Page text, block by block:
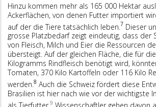
Hinzu kommen mehr als 165 000 Hektar
Ackerflächen, von denen Futter importiert
auf der die Tiere tatsächlich leben. 7 Dieser
grosse Platzbedarf zeigt eindeutig, dass der
von Fleisch, Milch und Eier die Ressourcen
übersteigt. Auf der gleichen Fläche, die für
Kilogramms Rindfleisch benötigt wird,
Tomaten, 370 Kilo Kartoffeln oder 116 Kilo
werden.8 Auch die Schweiz fördert diese
Brasilien ist hier nach wie vor der wichtigste
als Tierfutter.9 Wissenschaftler gehen davon